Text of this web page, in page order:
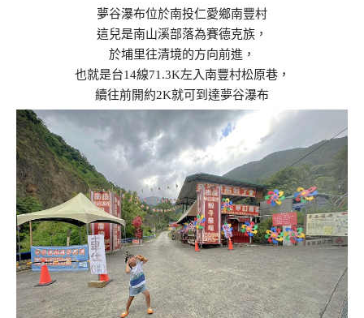
夢谷瀑布位於南投仁愛鄉南豐村
這兒是南山溪部落為賽德克族，
於埔里往清境的方向前進，
也就是台14線71.3K左入南豐村松原巷，
續往前開約2K就可到達夢谷瀑布